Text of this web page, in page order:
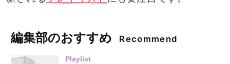
編集部のおすすめ Recommend
Playlist